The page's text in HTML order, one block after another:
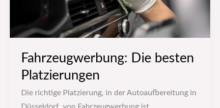
Fahrzeugwerbung: Die besten
Platzierungen
Die richtige Platzierung, in der Autoaufbereitung in